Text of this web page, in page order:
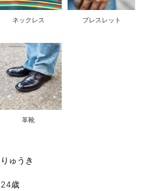
ネックレス ブレスレット
革靴
りゅうき
24歳